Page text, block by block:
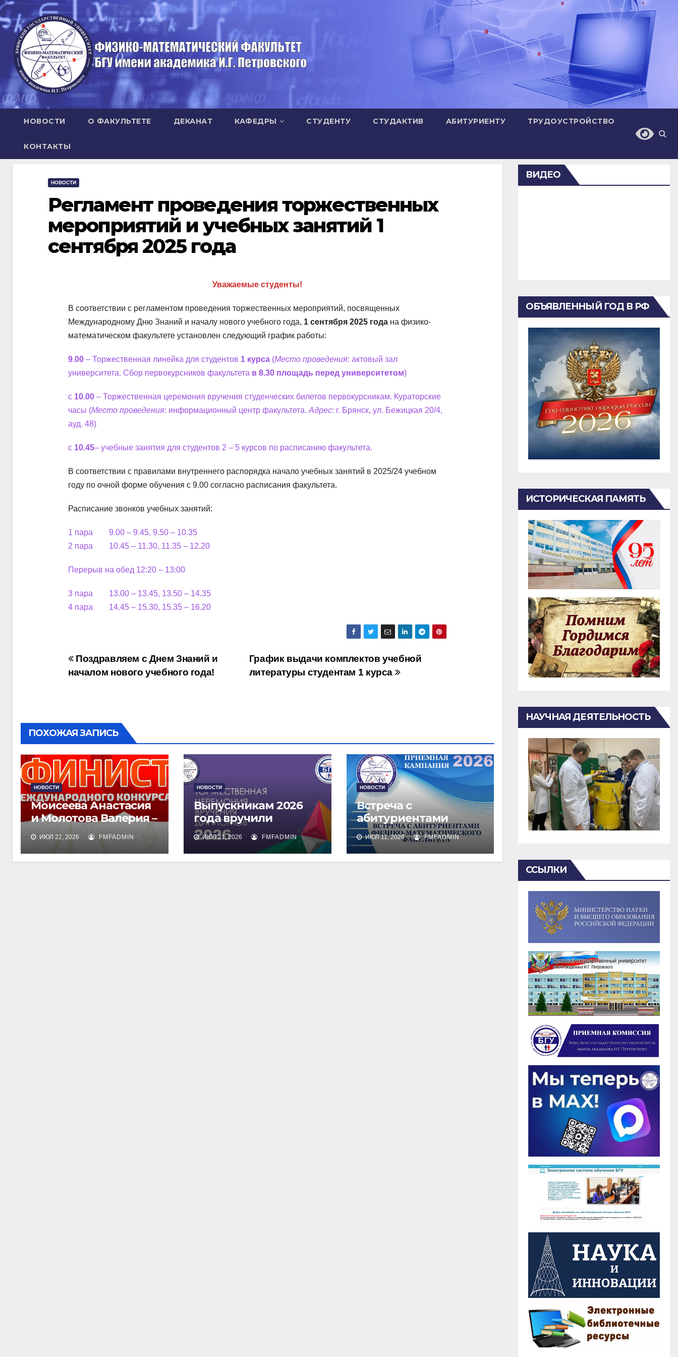
Перейти
к
содержимому
НОВОСТИ О ФАКУЛЬТЕТЕ ДЕКАНАТ КАФЕДРЫ СТУДЕНТУ СТУДАКТИВ АБИТУРИЕНТУ ТРУДОУСТРОЙСТВО
КОНТАКТЫ
НОВОСТИ
Регламент проведения торжественных
мероприятий и учебных занятий 1
сентября 2025 года
Уважаемые студенты!
В соответствии с регламентом проведения торжественных мероприятий, посвященных
Международному Дню Знаний и началу нового учебного года, 1 сентября 2025 года на физико-
математическом факультете установлен следующий график работы:
9.00 – Торжественная линейка для студентов 1 курса (Место проведения: актовый зал
университета. Сбор первокурсников факультета в 8.30 площадь перед университетом)
с 10.00 – Торжественная церемония вручения студенческих билетов первокурсникам. Кураторские
часы (Место проведения: информационный центр факультета. Адрес: г. Брянск, ул. Бежицкая 20/4,
ауд. 48)
с 10.45– учебные занятия для студентов 2 – 5 курсов по расписанию факультета.
В соответствии с правилами внутреннего распорядка начало учебных занятий в 2025/24 учебном
году по очной форме обучения с 9.00 согласно расписания факультета.
Расписание звонков учебных занятий:
1 пара 9.00 – 9.45, 9.50 – 10.35
2 пара 10.45 – 11.30, 11.35 – 12.20
Перерыв на обед 12:20 – 13:00
3 пара 13.00 – 13.45, 13.50 – 14.35
4 пара 14.45 – 15.30, 15.35 – 16.20
Навигация
График выдачи комплектов учебной
литературы студентам 1 курса
Поздравляем с Днем Знаний и
началом нового учебного года!
ПОХОЖАЯ ЗАПИСЬ
НОВОСТИ
Моисеева Анастасия
и Молотова Валерия –
лауреаты
международного
конкурса талантов
ИЮЛ 22, 2026 FMFADMIN
НОВОСТИ
Выпускникам 2026
года вручили
дипломы о высшем
образовании
ИЮЛ 21, 2026 FMFADMIN
НОВОСТИ
Встреча с
абитуриентами
физико-
математического
факультета и их
ИЮЛ 11, 2026 FMFADMIN
ВИДЕО
ОБЪЯВЛЕННЫЙ ГОД В РФ
ИСТОРИЧЕСКАЯ ПАМЯТЬ
НАУЧНАЯ ДЕЯТЕЛЬНОСТЬ
ССЫЛКИ